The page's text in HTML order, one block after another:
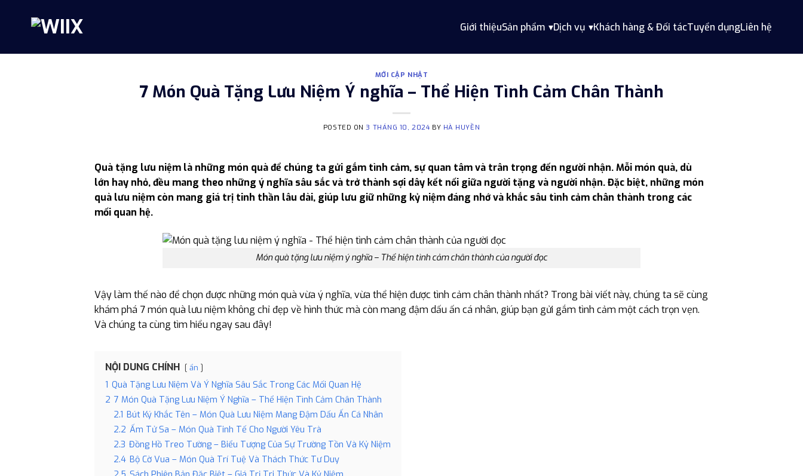
Giới thiệuSản phẩm Dịch vụ Khách hàng & Đối tácTuyển dụngLiên hệ
MỚI CẬP NHẬT
7 Món Quà Tặng Lưu Niệm Ý nghĩa – Thể Hiện Tình Cảm Chân Thành
POSTED ON3 THÁNG 10, 2024 BY HÀ HUYỀN
Quà tặng lưu niệm là những món quà để chúng ta gửi gắm tình cảm, sự quan tâm và trân trọng đến người nhận. Mỗi món quà, dù
lớn hay nhỏ, đều mang theo những ý nghĩa sâu sắc và trở thành sợi dây kết nối giữa người tặng và người nhận. Đặc biệt, những món
quà lưu niệm còn mang giá trị tinh thần lâu dài, giúp lưu giữ những kỷ niệm đáng nhớ và khắc sâu tình cảm chân thành trong các
mối quan hệ.
Món quà tặng lưu niệm ý nghĩa – Thể hiện tình cảm chân thành của người đọc
Vậy làm thế nào để chọn được những món quà vừa ý nghĩa, vừa thể hiện được tình cảm chân thành nhất? Trong bài viết này, chúng ta sẽ cùng
khám phá 7 món quà lưu niệm không chỉ đẹp về hình thức mà còn mang đậm dấu ấn cá nhân, giúp bạn gửi gắm tình cảm một cách trọn vẹn.
Và chúng ta cùng tìm hiểu ngay sau đây!
NỘI DUNG CHÍNH ẩn
1 Quà Tặng Lưu Niệm Và Ý Nghĩa Sâu Sắc Trong Các Mối Quan Hệ
2 7 Món Quà Tặng Lưu Niệm Ý Nghĩa – Thể Hiện Tình Cảm Chân Thành
2.1 Bút Ký Khắc Tên – Món Quà Lưu Niệm Mang Đậm Dấu Ấn Cá Nhân
2.2 Ấm Tử Sa – Món Quà Tinh Tế Cho Người Yêu Trà
2.3 Đồng Hồ Treo Tường – Biểu Tượng Của Sự Trường Tồn Và Kỷ Niệm
2.4 Bộ Cờ Vua – Món Quà Trí Tuệ Và Thách Thức Tư Duy